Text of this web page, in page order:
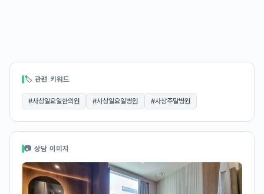
🏷 관련 키워드
#사상일요일한의원 #사상일요일병원 #사상주말병원
📷 상담 이미지